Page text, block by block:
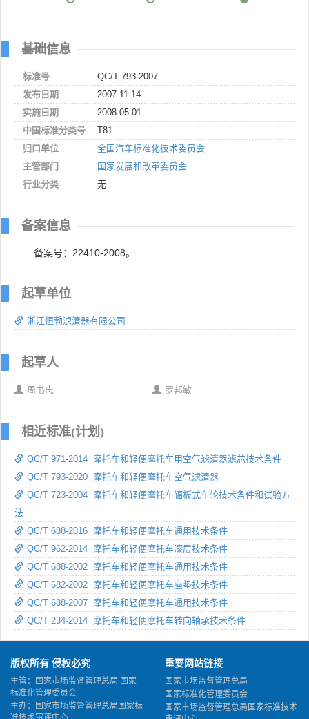
基础信息
标准号
QC/T 793-2007
发布日期
2007-11-14
实施日期
2008-05-01
中国标准分类号
T81
归口单位
全国汽车标准化技术委员会
主管部门
国家发展和改革委员会
行业分类
无
备案信息
备案号：22410-2008。
起草单位
浙江恒勃滤清器有限公司
起草人
周书忠 罗邦敏
相近标准(计划)
QC/T 971-2014 摩托车和轻便摩托车用空气滤清器滤芯技术条件
QC/T 793-2020 摩托车和轻便摩托车空气滤清器
QC/T 723-2004 摩托车和轻便摩托车辐板式车轮技术条件和试验方
法
QC/T 688-2016 摩托车和轻便摩托车通用技术条件
QC/T 962-2014 摩托车和轻便摩托车漆层技术条件
QC/T 688-2002 摩托车和轻便摩托车通用技术条件
QC/T 682-2002 摩托车和轻便摩托车座垫技术条件
QC/T 688-2007 摩托车和轻便摩托车通用技术条件
QC/T 234-2014 摩托车和轻便摩托车转向轴承技术条件
版权所有 侵权必究
主管：国家市场监督管理总局 国家
标准化管理委员会
主办：国家市场监督管理总局国家标
重要网站链接
国家市场监督管理总局
国家标准化管理委员会
国家市场监督管理总局国家标准技术